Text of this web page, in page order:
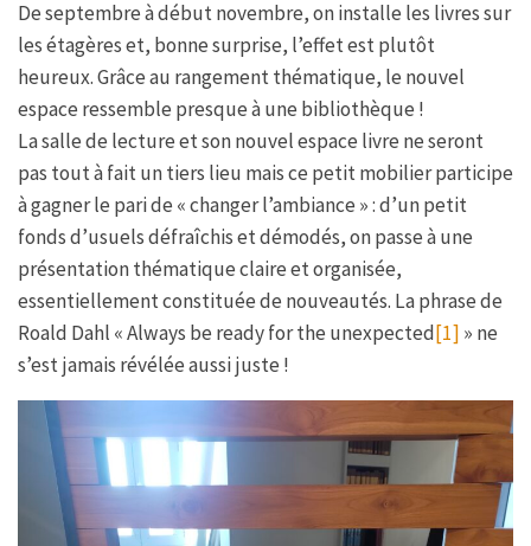
De septembre à début novembre, on installe les livres sur
les étagères et, bonne surprise, l’effet est plutôt
heureux. Grâce au rangement thématique, le nouvel
espace ressemble presque à une bibliothèque !
La salle de lecture et son nouvel espace livre ne seront
pas tout à fait un tiers lieu mais ce petit mobilier participe
à gagner le pari de « changer l’ambiance » : d’un petit
fonds d’usuels défraîchis et démodés, on passe à une
présentation thématique claire et organisée,
essentiellement constituée de nouveautés. La phrase de
Roald Dahl « Always be ready for the unexpected[1] » ne
s’est jamais révélée aussi juste !